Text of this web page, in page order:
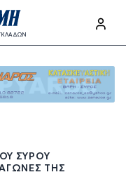
ΣΎΡΟΥ
ΤΗΣ